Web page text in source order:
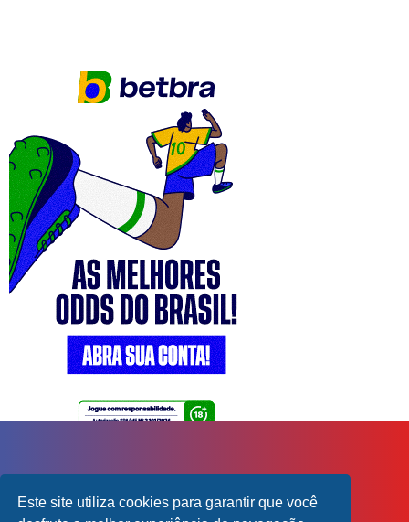
Este site utiliza cookies para garantir que você